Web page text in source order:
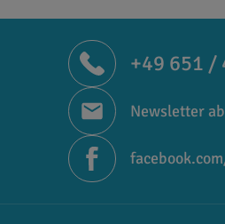
+49 651 /
Newsletter